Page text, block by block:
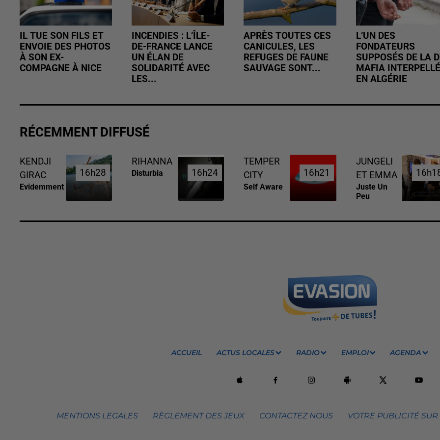
IL TUE SON FILS ET
ENVOIE DES PHOTOS
À SON EX-
COMPAGNE À NICE
INCENDIES : L’ÎLE-
DE-FRANCE LANCE
UN ÉLAN DE
SOLIDARITÉ AVEC
LES...
APRÈS TOUTES CES
CANICULES, LES
REFUGES DE FAUNE
SAUVAGE SONT...
L’UN DES
FONDATEURS
SUPPOSÉS DE LA
MAFIA INTERPELLÉ
EN ALGÉRIE
RÉCEMMENT DIFFUSÉ
KENDJI
GIRAC
Evidemment
16h28
16h28
RIHANNA
Disturbia 16h24
16h24
TEMPER
CITY
Self Aware
16h21
16h21
JUNGELI
ET EMMA
Juste Un
Peu
ACCUEIL ACTUS LOCALES RADIO EMPLOI AGENDA
MENTIONS LEGALES RÈGLEMENT DES JEUX CONTACTEZ NOUS VOTRE PUBLICITÉ